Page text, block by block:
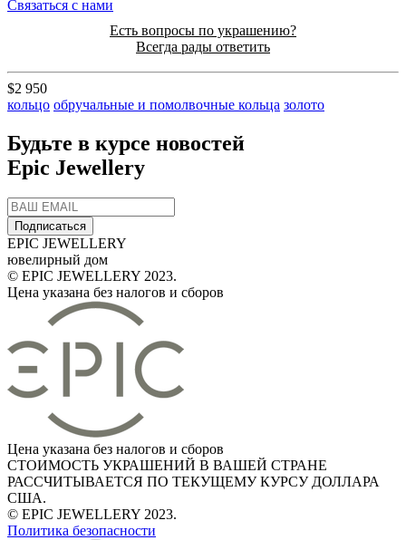
Cвязаться с нами
Есть вопросы по украшению?
Всегда рады ответить
$2 950
кольцо обручальные и помолвочные кольца золото
Будьте в курсе новостей
Epic Jewellery
Подписаться
EPIC JEWELLERY
ювелирный дом
© EPIC JEWELLERY 2023.
Цена указана без налогов и сборов
Цена указана без налогов и сборов
СТОИМОСТЬ УКРАШЕНИЙ В ВАШЕЙ СТРАНЕ
РАССЧИТЫВАЕТСЯ ПО ТЕКУЩЕМУ КУРСУ ДОЛЛАРА
США.
© EPIC JEWELLERY 2023.
Политика безопасности